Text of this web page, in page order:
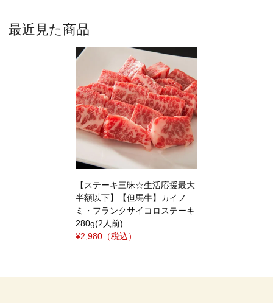
最近見た商品
【ステーキ三昧☆生活応援最大
半額以下】【但馬牛】カイノ
ミ・フランクサイコロステーキ
280g(2人前)
¥2,980 （税込）